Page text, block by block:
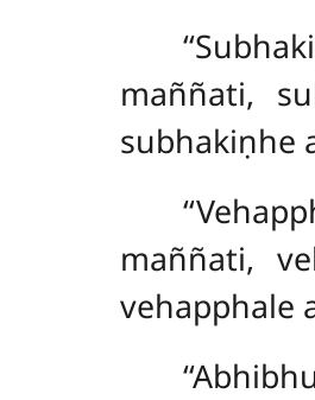
maññati,
subhakiṇhe
maññati,
vehapphale